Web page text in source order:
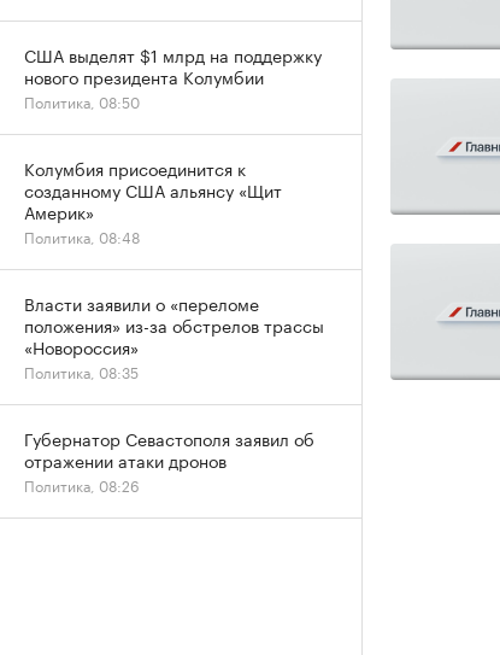
США выделят $1 млрд на поддержку
нового президента Колумбии
Политика, 08:50
Колумбия присоединится к
созданному США альянсу «Щит
Америк»
Политика, 08:48
Власти заявили о «переломе
положения» из-за обстрелов трассы
«Новороссия»
Политика, 08:35
Губернатор Севастополя заявил об
отражении атаки дронов
Политика, 08:26